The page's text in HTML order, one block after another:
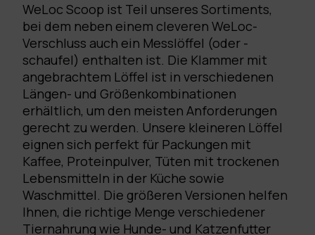
WeLoc Scoop ist Teil unseres Sortiments,
bei dem neben einem cleveren WeLoc-
Verschluss auch ein Messlöffel (oder -
schaufel) enthalten ist. Die Klammer mit
angebrachtem Löffel ist in verschiedenen
Längen- und Größenkombinationen
erhältlich, um den meisten Anforderungen
gerecht zu werden. Unsere kleineren Löffel
eignen sich perfekt für Packungen mit
Kaffee, Proteinpulver, Tüten mit trockenen
Lebensmitteln in der Küche sowie
Waschmittel. Die größeren Versionen helfen
Ihnen, die richtige Menge verschiedener
Tiernahrung wie Hunde- und Katzenfutter